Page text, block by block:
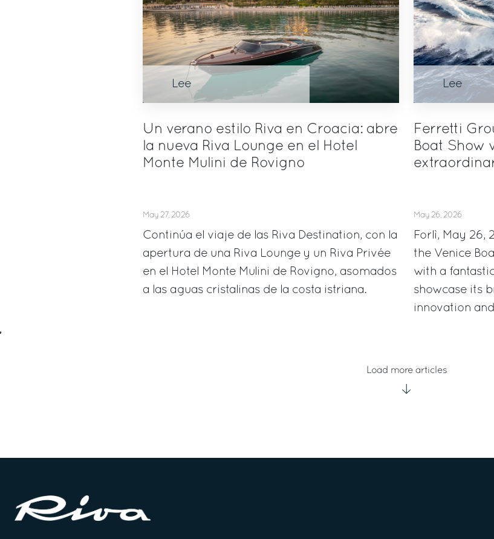
Lee
Un verano estilo Riva en Croacia: abre
la nueva Riva Lounge en el Hotel
Monte Mulini de Rovigno
May 27, 2026
Continúa el viaje de las Riva Destination, con la
apertura de una Riva Lounge y un Riva Privée
en el Hotel Monte Mulini de Rovigno, asomados
a las aguas cristalinas de la costa istriana.
Lee
Ferretti
Boat Show
May 26, 2026
Forlì, May 26,
the Venice
with a
showcase its
innovation
Load more articles